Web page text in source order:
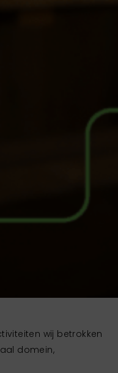
wij betrokken
domein,